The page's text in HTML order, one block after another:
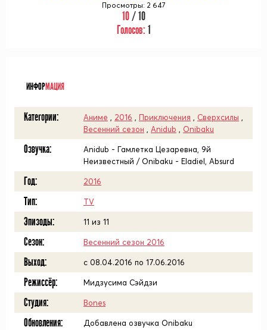
Просмотры: 2 647
10/ 10
Голосов: 1
ИНФОРМАЦИЯ
Категории: Аниме 2016 Приключения Сверхсилы
Весенний сезон
Anidub Onibaku
Озвучка:
Anidub - Гамлетка Цезаревна, 9й
Неизвестный / Onibaku - Eladiel, Absurd
Год: 2016
Тип: TV
Эпизоды: 11 из 11
Сезон: Весенний сезон 2016
Выход: c 08.04.2016 по 17.06.2016
Режиссёр: Мидзусима Сэйдзи
Студия: Bones
Обновления: Добавлена озвучка Onibaku